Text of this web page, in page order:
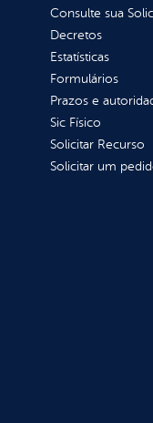
Consulte sua
Decretos
Estatísticas
Formulários
Prazos e
Sic Físico
Solicitar Recurso
Solicitar um